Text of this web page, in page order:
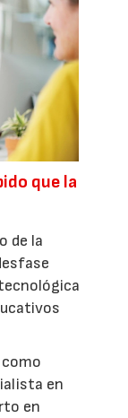
que la
de la
en
en